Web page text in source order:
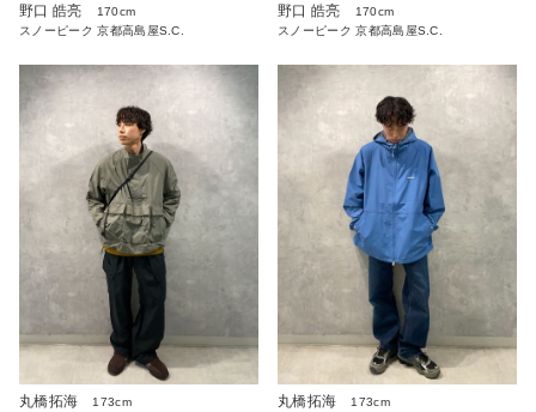
野口 皓亮
170cm
スノーピーク 京都高島屋S.C.
野口 皓亮
170cm
スノーピーク 京都高島屋S.C.
丸橋拓海
173cm
丸橋拓海
173cm